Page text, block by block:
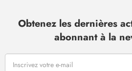
Obtenez les dernières
abonnant à la